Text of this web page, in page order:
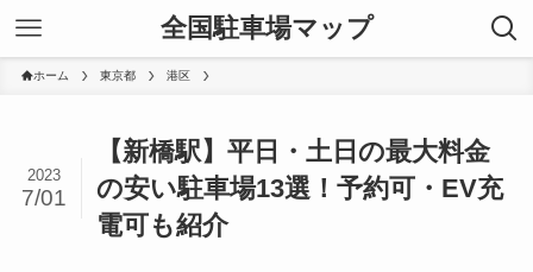
全国駐車場マップ
ホーム 東京都 港区
【新橋駅】平日・土日の最大料金
の安い駐車場13選！予約可・EV充
電可も紹介
2023
7/01